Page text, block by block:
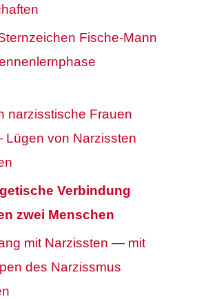
Fische-Mann
narzisstische Frauen
Lügen von Narzissten
Verbindung
zwei Menschen
mit Narzissten — mit
des Narzissmus